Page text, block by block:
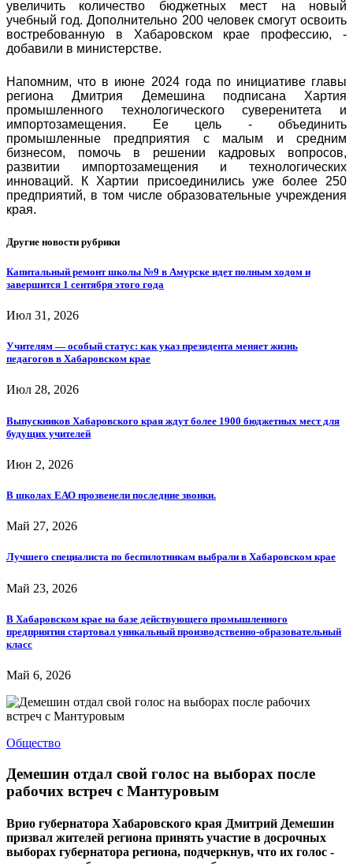
увеличить количество бюджетных мест на новый
учебный год. Дополнительно 200 человек смогут освоить
востребованную в Хабаровском крае профессию, -
добавили в министерстве.
Напомним, что в июне 2024 года по инициативе главы
региона Дмитрия Демешина подписана Хартия
промышленного технологического суверенитета и
импортозамещения. Ее цель - объединить
промышленные предприятия с малым и средним
бизнесом, помочь в решении кадровых вопросов,
развитии импортозамещения и технологических
инноваций. К Хартии присоединились уже более 250
предприятий, в том числе образовательные учреждения
края.
Другие новости рубрики
Капитальный ремонт школы №9 в Амурске идет полным ходом и
завершится 1 сентября этого года
Июл 31, 2026
Учителям — особый статус: как указ президента меняет жизнь
педагогов в Хабаровском крае
Июл 28, 2026
Выпускников Хабаровского края ждут более 1900 бюджетных мест для
будущих учителей
Июн 2, 2026
В школах ЕАО прозвенели последние звонки.
Май 27, 2026
Лучшего специалиста по беспилотникам выбрали в Хабаровском крае
Май 23, 2026
В Хабаровском крае на базе действующего промышленного
предприятия стартовал уникальный производственно-образовательный
класс
Май 6, 2026
Общество
Демешин отдал свой голос на выборах после
рабочих встреч с Мантуровым
Врио губернатора Хабаровского края Дмитрий Демешин
призвал жителей региона принять участие в досрочных
выборах губернатора региона, подчеркнув, что их голос -